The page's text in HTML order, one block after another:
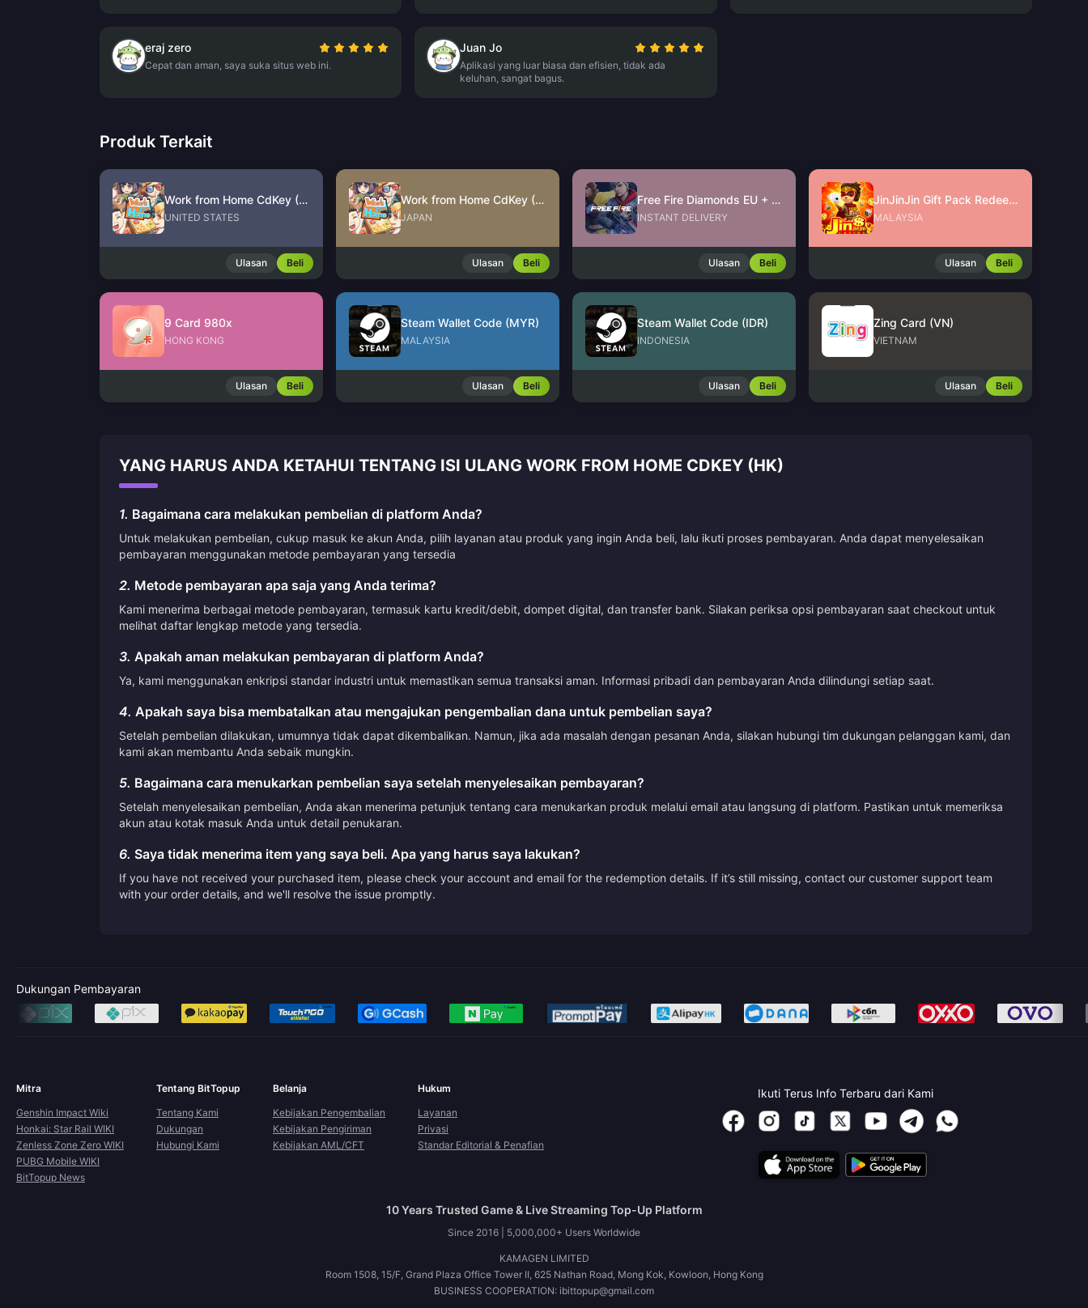
eraj zero
Cepat dan aman, saya suka situs web ini.
Juan Jo
Aplikasi yang luar biasa dan efisien, tidak ada
keluhan, sangat bagus.
Produk Terkait
Work from Home CdKey (US)
UNITED STATES
Ulasan Beli
Work from Home CdKey (JP)
JAPAN
Ulasan Beli
Free Fire Diamonds EU + TR
INSTANT DELIVERY
Ulasan Beli
JinJinJin Gift Pack Redeem Code
MALAYSIA
Ulasan Beli
9 Card 980x
HONG KONG
Ulasan Beli
Steam Wallet Code (MYR)
MALAYSIA
Ulasan Beli
Steam Wallet Code (IDR)
INDONESIA
Ulasan Beli
Zing Card (VN)
VIETNAM
Ulasan Beli
YANG HARUS ANDA KETAHUI TENTANG ISI ULANG WORK FROM HOME CDKEY (HK)
1. Bagaimana cara melakukan pembelian di platform Anda?
Untuk melakukan pembelian, cukup masuk ke akun Anda, pilih layanan atau produk yang ingin Anda beli, lalu ikuti proses pembayaran. Anda dapat menyelesaikan
pembayaran menggunakan metode pembayaran yang tersedia
2. Metode pembayaran apa saja yang Anda terima?
Kami menerima berbagai metode pembayaran, termasuk kartu kredit/debit, dompet digital, dan transfer bank. Silakan periksa opsi pembayaran saat checkout untuk
melihat daftar lengkap metode yang tersedia.
3. Apakah aman melakukan pembayaran di platform Anda?
Ya, kami menggunakan enkripsi standar industri untuk memastikan semua transaksi aman. Informasi pribadi dan pembayaran Anda dilindungi setiap saat.
4. Apakah saya bisa membatalkan atau mengajukan pengembalian dana untuk pembelian saya?
Setelah pembelian dilakukan, umumnya tidak dapat dikembalikan. Namun, jika ada masalah dengan pesanan Anda, silakan hubungi tim dukungan pelanggan kami, dan
kami akan membantu Anda sebaik mungkin.
5. Bagaimana cara menukarkan pembelian saya setelah menyelesaikan pembayaran?
Setelah menyelesaikan pembelian, Anda akan menerima petunjuk tentang cara menukarkan produk melalui email atau langsung di platform. Pastikan untuk memeriksa
akun atau kotak masuk Anda untuk detail penukaran.
6. Saya tidak menerima item yang saya beli. Apa yang harus saya lakukan?
If you have not received your purchased item, please check your account and email for the redemption details. If it’s still missing, contact our customer support team
with your order details, and we'll resolve the issue promptly.
Dukungan Pembayaran
Mitra
Genshin Impact Wiki
Honkai: Star Rail WIKI
Zenless Zone Zero WIKI
PUBG Mobile WIKI
BitTopup News
Tentang BitTopup
Tentang Kami
Dukungan
Hubungi Kami
Belanja
Kebijakan Pengembalian
Kebijakan Pengiriman
Kebijakan AML/CFT
Hukum
Layanan
Privasi
Standar Editorial & Penafian
Ikuti Terus Info Terbaru dari Kami
10 Years Trusted Game & Live Streaming Top-Up Platform
Since 2016 | 5,000,000+ Users Worldwide
KAMAGEN LIMITED
Room 1508, 15/F, Grand Plaza Office Tower II, 625 Nathan Road, Mong Kok, Kowloon, Hong Kong
BUSINESS COOPERATION: ibittopup@gmail.com